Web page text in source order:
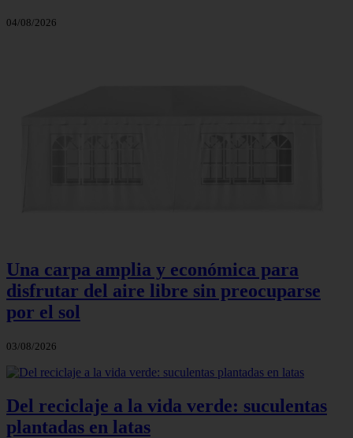
04/08/2026
Una carpa amplia y económica para
disfrutar del aire libre sin preocuparse
por el sol
03/08/2026
Del reciclaje a la vida verde: suculentas
plantadas en latas